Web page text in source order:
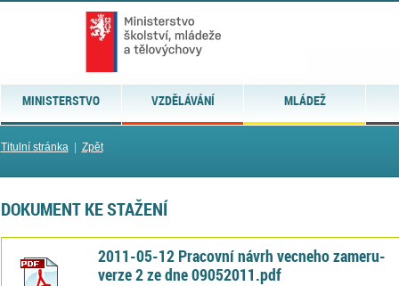
MINISTERSTVO VZDĚLÁVÁNÍ MLÁDEŽ
Titulní stránka| Zpět
DOKUMENT KE STAŽENÍ
2011-05-12 Pracovní návrh vecneho zameru-
verze 2 ze dne 09052011.pdf